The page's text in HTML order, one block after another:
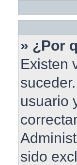
» ¿Por
Existen
usuario
sido